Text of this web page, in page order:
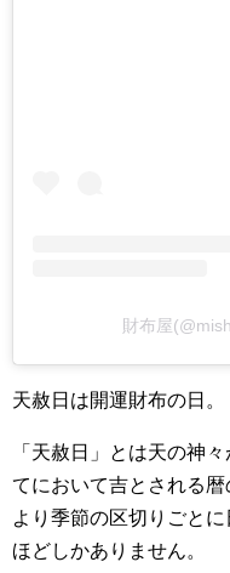
財布屋
天赦日は開運財布の日。
「天赦日」とは天の神
てにおいて吉とされる
より季節の区切りごと
ほどしかありません。